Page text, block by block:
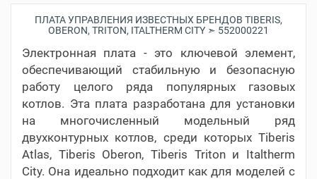
ПЛАТА УПРАВЛЕНИЯ ИЗВЕСТНЫХ БРЕНДОВ TIBERIS,
OBERON, TRITON, ITALTHERM CITY ➣ 552000221
Электронная плата - это ключевой элемент,
обеспечивающий стабильную и безопасную
работу целого ряда популярных газовых
котлов. Эта плата разработана для установки
на многочисленный модельный ряд
двухконтурных котлов, среди которых Tiberis
Atlas, Tiberis Oberon, Tiberis Triton и Italtherm
City. Она идеально подходит как для моделей с